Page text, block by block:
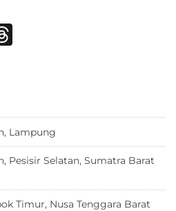
d
s
Lampung
Pesisir Selatan, Sumatra Barat
Timur, Nusa Tenggara Barat